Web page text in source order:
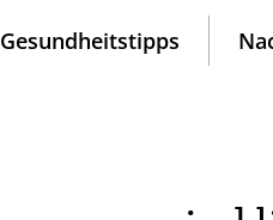
Gesundheitstipps